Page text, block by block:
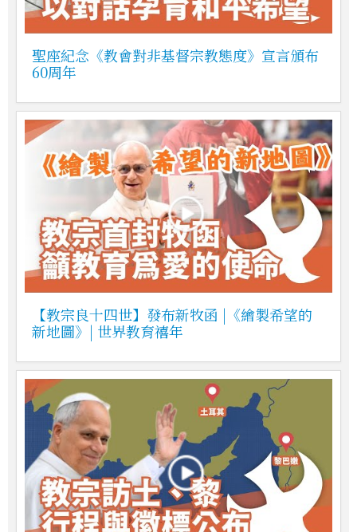
聖座紀念《教會對非基督宗教態度》宣言頒布
60周年
【教宗良十四世】發布新牧函 |《繪製希望的
新地圖》| 世界教育禧年